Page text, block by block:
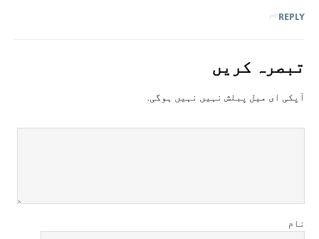
REPLY
تبصرہ کريں
آپکی ای ميل پبلش نہيں نہيں ہوگی.
نام